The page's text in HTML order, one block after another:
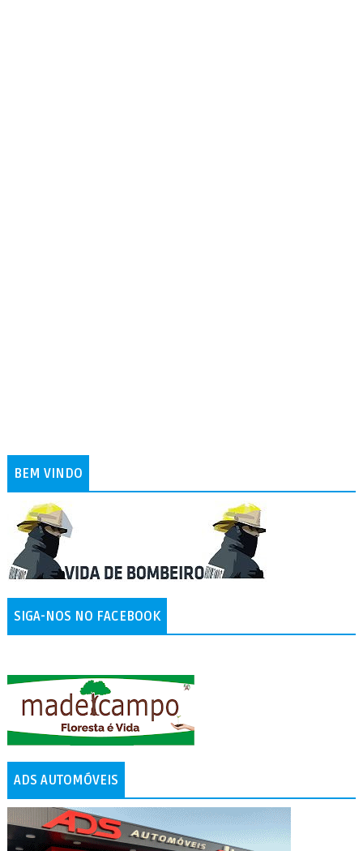
BEM VINDO
SIGA-NOS NO FACEBOOK
ADS AUTOMÓVEIS